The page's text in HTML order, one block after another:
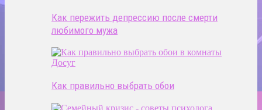
Как пережить депрессию после смерти
любимого мужа
Досуг
Как правильно выбрать обои